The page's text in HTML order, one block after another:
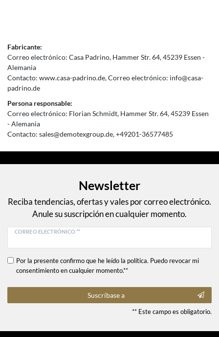
Fabricante:
Correo electrónico: Casa Padrino Hammer Str.64 45239 Essen
Alemania
Contacto: www.casa-padrino.de Correo electrónico: info@casa-
padrino.de
Persona responsable:
Correo electrónico: Florian Schmidt Hammer Str.64 45239 Essen
Alemania
Contacto: sales@demotexgroup.de +49201-36577485
Newsletter
Reciba tendencias, ofertas y vales por correo electrónico.
Anule su suscripción en cualquier momento.
CORREO ELECTRÓNICO **
Por la presente confirmo que he leído la política. Puedo revocar mi
consentimiento en cualquier momento.**
Suscríbase a
** Este campo es obligatorio.